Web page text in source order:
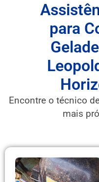
para
Encontre o técnico
mais